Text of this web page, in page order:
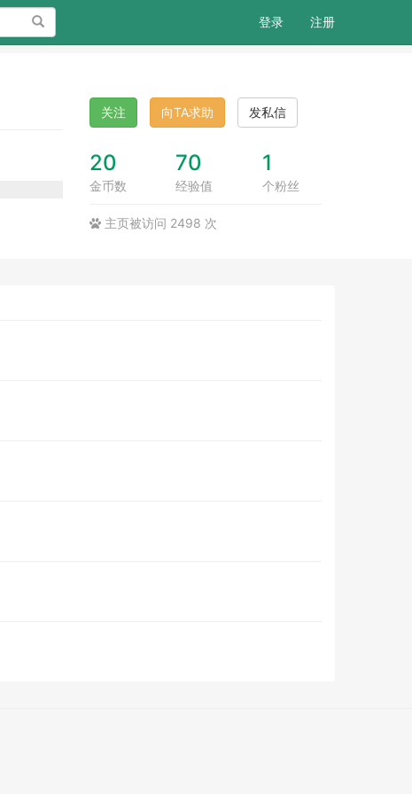
搜索 登录 注册
关注 向TA求助 发私信
20
金币数
70
经验值
1
个粉丝
主页被访问 2498 次